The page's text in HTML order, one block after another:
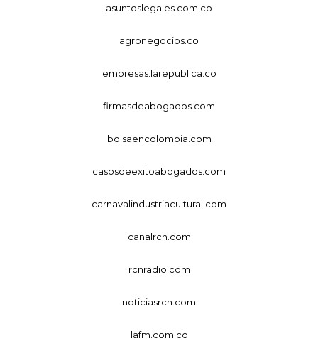
asuntoslegales.com.co
agronegocios.co
empresas.larepublica.co
firmasdeabogados.com
bolsaencolombia.com
casosdeexitoabogados.com
carnavalindustriacultural.com
canalrcn.com
rcnradio.com
noticiasrcn.com
lafm.com.co